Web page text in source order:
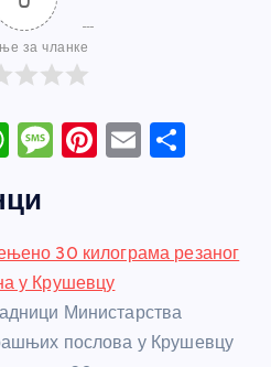
за чланке
W
at
s
A
p
p
M
a
g
e
Pi
e
st
E
e
30 килограма резаног
у Крушевцу
Министарства
послова у Крушевцу